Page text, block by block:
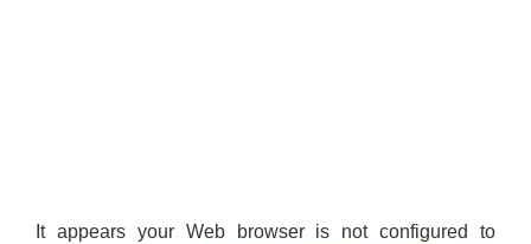
It appears your Web browser is not configured to